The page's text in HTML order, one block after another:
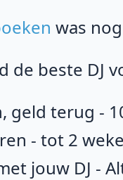
was
de beste DJ
geld terug -
- tot 2
jouw DJ -